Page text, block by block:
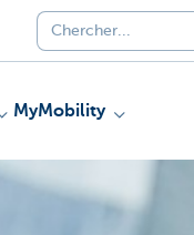
MyMobility